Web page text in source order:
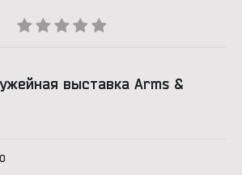
выставка Arms &